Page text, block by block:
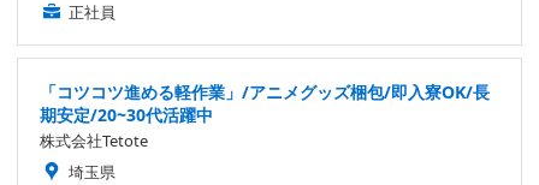
正社員
「コツコツ進める軽作業」/アニメグッズ梱包/即入寮OK/長
期安定/20~30代活躍中
株式会社Tetote
埼玉県